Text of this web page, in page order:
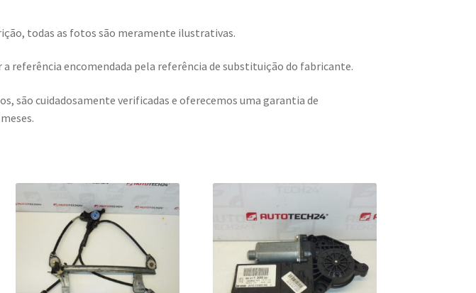
todas as fotos são meramente ilustrativas.
referência encomendada pela referência de substituição do fabricante.
são cuidadosamente verificadas e oferecemos uma garantia de